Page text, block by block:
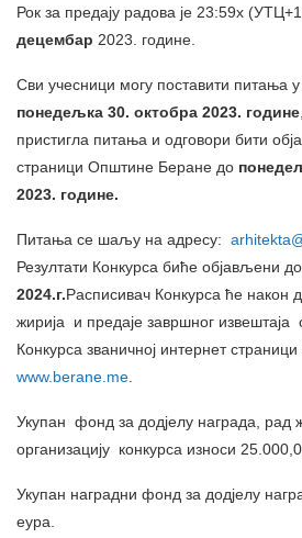
Рок за предају радова је 23:59х
децембар 2023. године.
Сви учесници могу поставити питања
понедељка 30. октобра 2023. године
пристигла питања и одговори бити
страници Општине Беране до
2023. године.
Питања се шаљу на адресу:
Резултати Конкурса биће објављени до
2024.г.Расписивач Конкурса ће након
жирија и предаје завршног извештаја
Конкурса званичној интернет
www.berane.me.
Укупан фонд за додјелу награда, рад
организацију конкурса износи
Укупан наградни фонд за додјелу
еура.